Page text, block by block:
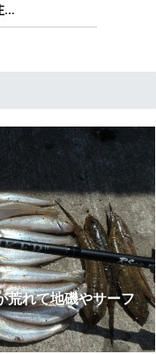
…
荒れて地磯やサーフ